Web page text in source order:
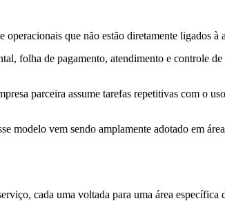
operacionais que não estão diretamente ligados
folha de pagamento, atendimento e controle
parceira assume tarefas repetitivas com o
modelo vem sendo amplamente adotado em
cada uma voltada para uma área específica